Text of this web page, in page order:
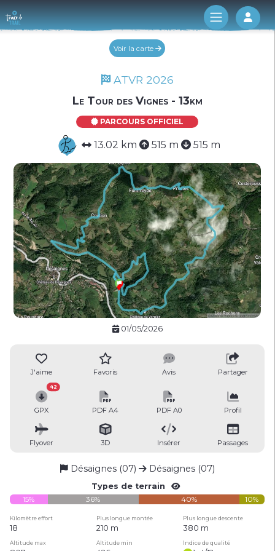
Log
Voir la carte
ATVR 2026
Le Tour des Vignes - 13km
PARCOURS OFFICIEL
13.02 km 515 m 515 m
01/05/2026
J'aime Favoris Avis Partager
GPX
42
PDF A4 PDF A0 Profil
Flyover 3D Insérer Passages
Désaignes (07) Désaignes (07)
Types de terrain
15%
36% 40% 10%
Kilomètre effort Plus longue montée Plus longue descente
18 210 m 380 m
Altitude max Altitude min Indice de qualité